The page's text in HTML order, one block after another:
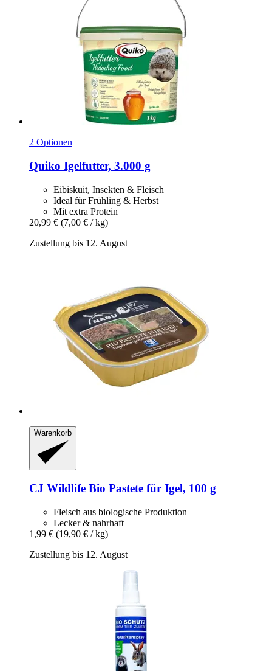
2 Optionen
Quiko Igelfutter, 3.000 g
Eibiskuit, Insekten & Fleisch
Ideal für Frühling & Herbst
Mit extra Protein
20,99 € (7,00 € / kg)
Zustellung bis 12. August
Warenkorb
CJ Wildlife Bio Pastete für Igel, 100 g
Fleisch aus biologische Produktion
Lecker & nahrhaft
1,99 € (19,90 € / kg)
Zustellung bis 12. August